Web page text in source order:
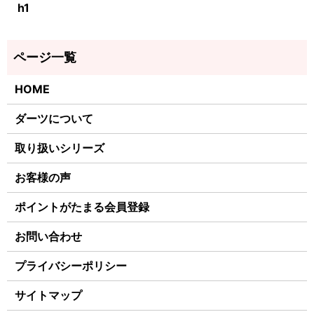
h1
HOME
ダーツについて
取り扱いシリーズ
お客様の声
ポイントがたまる会員登録
お問い合わせ
プライバシーポリシー
サイトマップ